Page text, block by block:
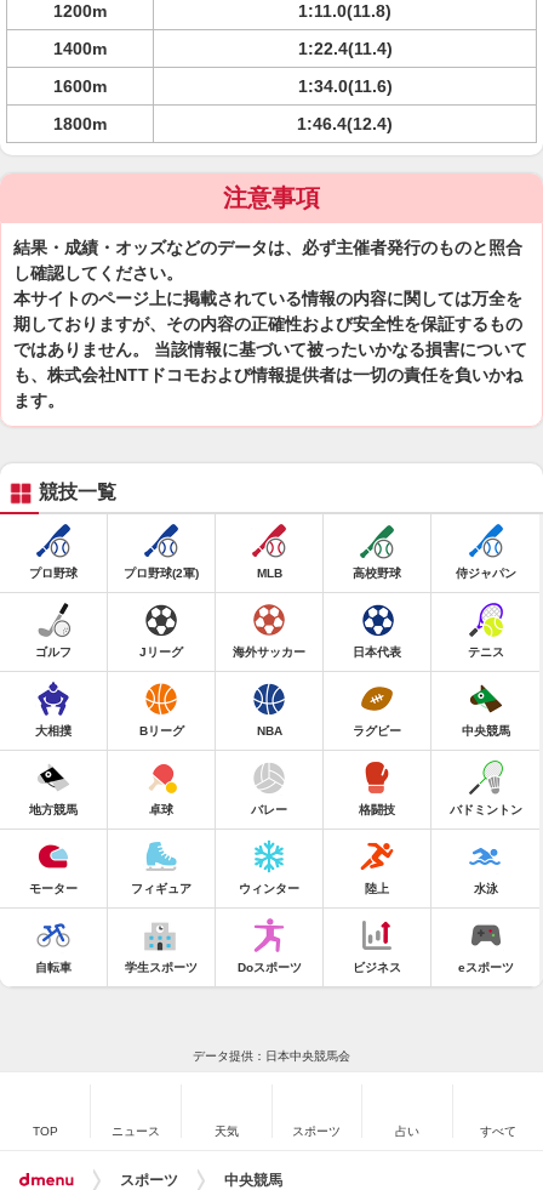
1200m
1:11.0(11.8)
1400m
1:22.4(11.4)
1600m
1:34.0(11.6)
1800m
1:46.4(12.4)
注意事項
結果・成績・オッズなどのデータは、必ず主催者発行のものと照合
し確認してください。
本サイトのページ上に掲載されている情報の内容に関しては万全を
期しておりますが、その内容の正確性および安全性を保証するもの
ではありません。 当該情報に基づいて被ったいかなる損害について
も、株式会社NTTドコモおよび情報提供者は一切の責任を負いかね
ます。
競技一覧
プロ野球 プロ野球(2軍) MLB 高校野球 侍ジャパン
ゴルフ Jリーグ 海外サッカー 日本代表 テニス
大相撲 Bリーグ NBA ラグビー 中央競馬
地方競馬 卓球 バレー 格闘技 バドミントン
モーター フィギュア ウィンター 陸上 水泳
自転車 学生スポーツ Doスポーツ ビジネス eスポーツ
データ提供：日本中央競馬会
TOP ニュース 天気 スポーツ 占い すべて
スポーツ 中央競馬